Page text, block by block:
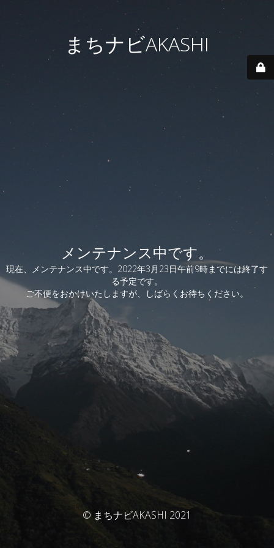
まちナビAKASHI
メンテナンス中です。
現在、メンテナンス中です。2022年3月23日午前9時までには終了す
る予定です。
ご不便をおかけいたしますが、しばらくお待ちください。
© まちナビAKASHI 2021